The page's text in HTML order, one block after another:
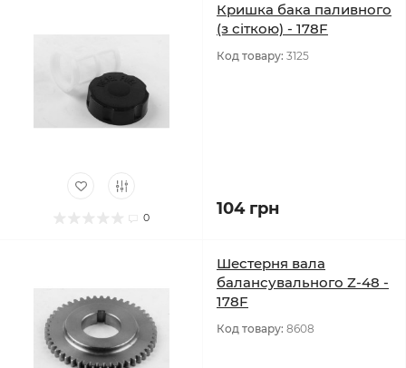
0
Кришка бака паливного
(з сіткою) - 178F
Код товару: 3125
104 грн
Шестерня вала
балансувального Z-48 -
178F
Код товару: 8608